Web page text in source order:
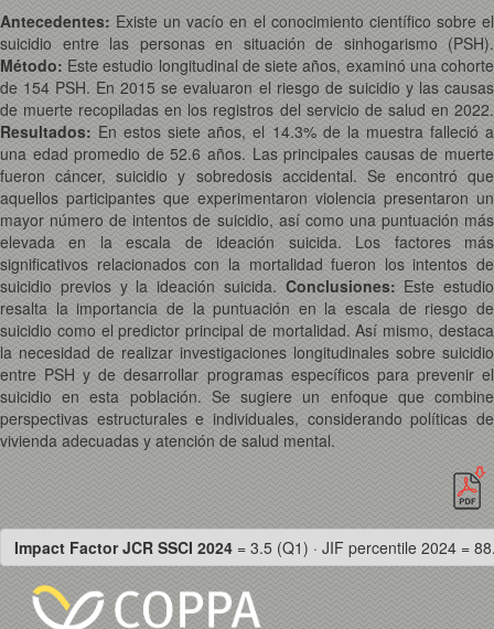
Antecedentes: Existe un vacío en el conocimiento científico sobre el
suicidio entre las personas en situación de sinhogarismo (PSH).
Método: Este estudio longitudinal de siete años, examinó una cohorte
de 154 PSH. En 2015 se evaluaron el riesgo de suicidio y las causas
de muerte recopiladas en los registros del servicio de salud en 2022.
Resultados: En estos siete años, el 14.3% de la muestra falleció a
una edad promedio de 52.6 años. Las principales causas de muerte
fueron cáncer, suicidio y sobredosis accidental. Se encontró que
aquellos participantes que experimentaron violencia presentaron un
mayor número de intentos de suicidio, así como una puntuación más
elevada en la escala de ideación suicida. Los factores más
significativos relacionados con la mortalidad fueron los intentos de
suicidio previos y la ideación suicida. Conclusiones: Este estudio
resalta la importancia de la puntuación en la escala de riesgo de
suicidio como el predictor principal de mortalidad. Así mismo, destaca
la necesidad de realizar investigaciones longitudinales sobre suicidio
entre PSH y de desarrollar programas específicos para prevenir el
suicidio en esta población. Se sugiere un enfoque que combine
perspectivas estructurales e individuales, considerando políticas de
vivienda adecuadas y atención de salud mental.
Impact Factor JCR SSCI 2024 = 3.5 (Q1) · JIF percentile 2024 =